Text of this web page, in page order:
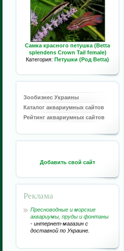
Самка красного петушка (Betta
splendens Crown Tail female)
Категория: Петушки (Род Betta)
Зообизнес Украины
Каталог аквариумных сайтов
Рейтинг аквариумных сайтов
Добавить свой сайт
Реклама
Пресноводные и морские
аквариумы, пруды и фонтаны
- интернет-магазин с
доставкой по Украине.